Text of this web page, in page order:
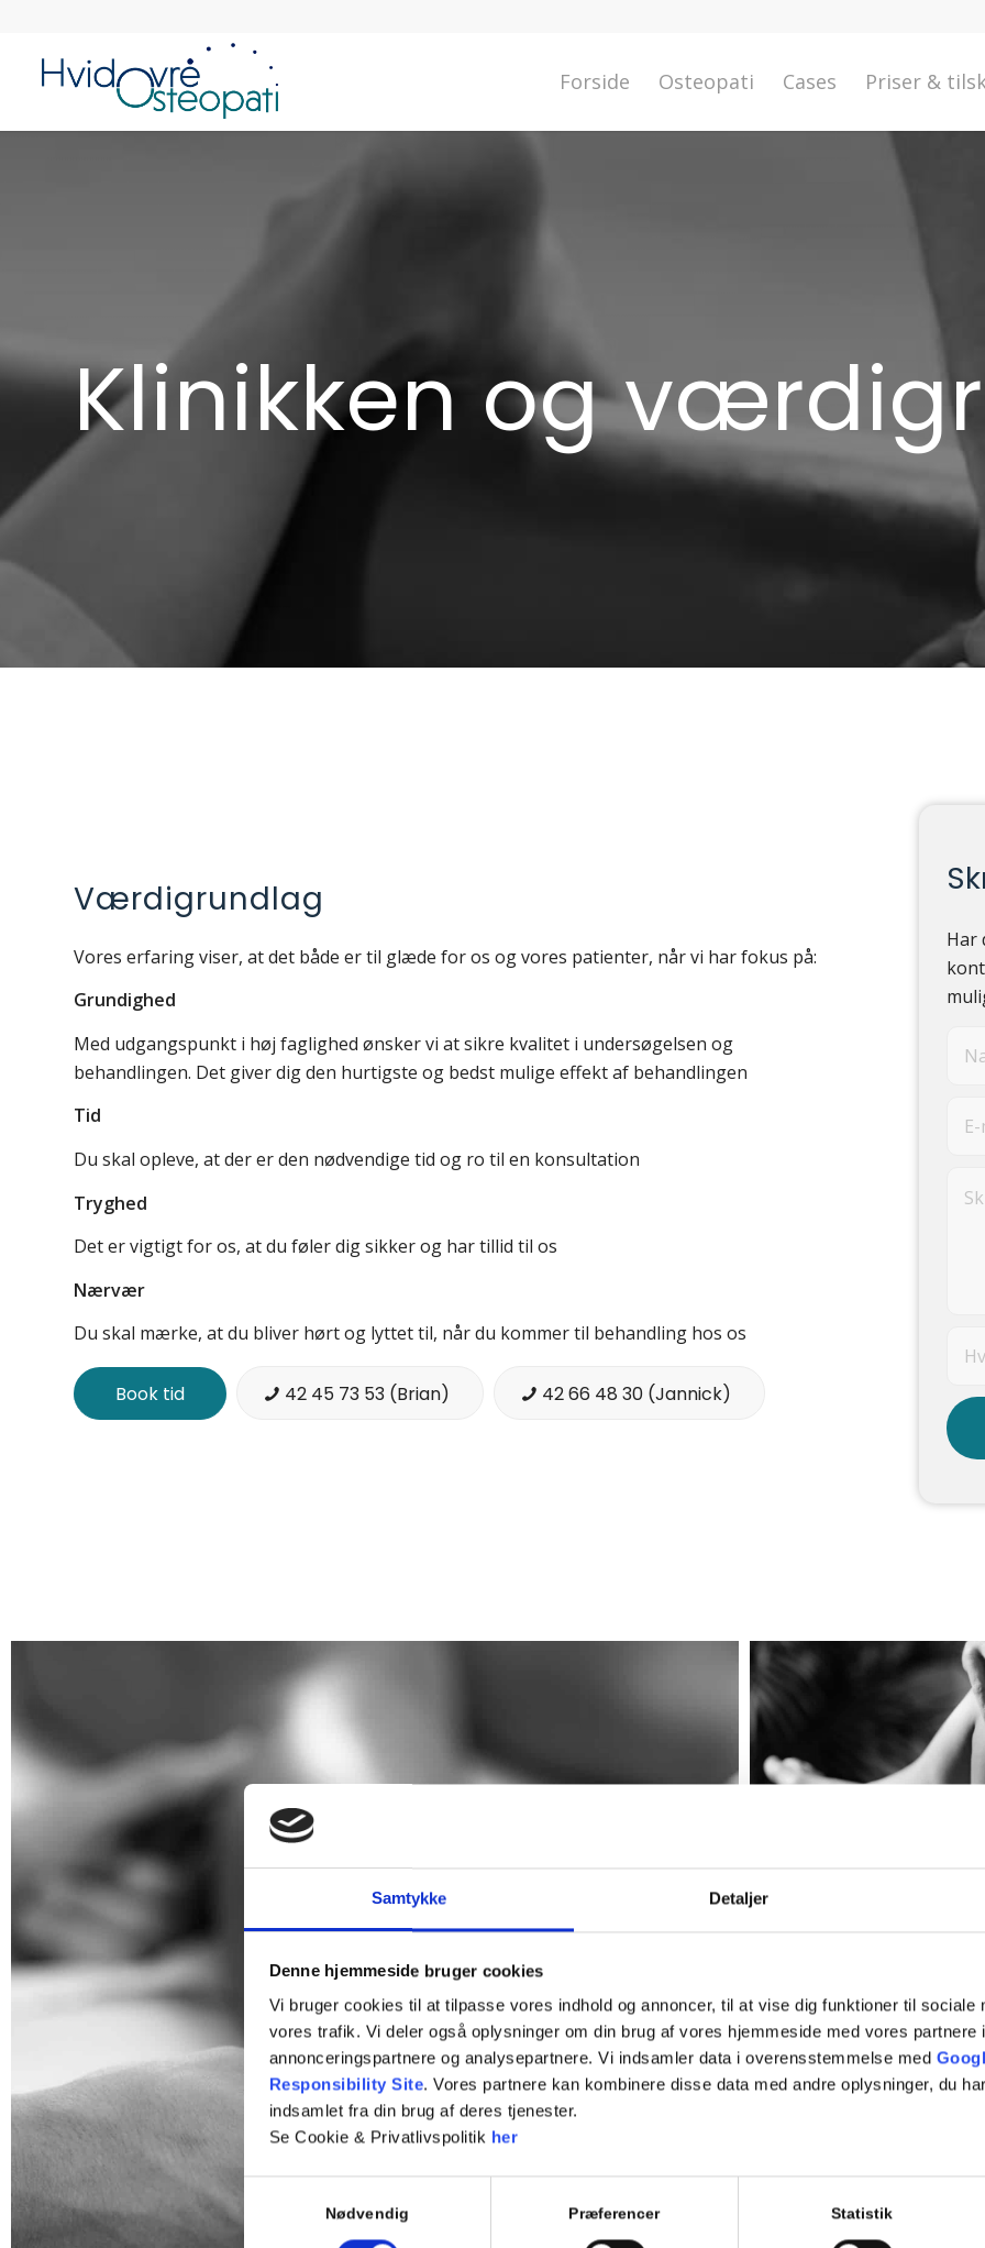
Samtykke Detaljer
Denne hjemmeside bruger cookies
Vi bruger cookies til at tilpasse vores indhold og annoncer, til at vise dig funktioner til sociale
vores trafik. Vi deler også oplysninger om din brug af vores hjemmeside med vores partnere
annonceringspartnere og analysepartnere. Vi indsamler data i overensstemmelse med
Responsibility Site. Vores partnere kan kombinere disse data med andre oplysninger, du
indsamlet fra din brug af deres tjenester.
Se Cookie & Privatlivspolitik her
Nødvendig Præferencer Statistik
Forside Osteopati Cases Priser &
Klinikken og
Værdigrundlag
Vores erfaring viser, at det både er til glæde for os og vores patienter, når vi har fokus på:
Grundighed
Med udgangspunkt i høj faglighed ønsker vi at sikre kvalitet i undersøgelsen og
behandlingen. Det giver dig den hurtigste og bedst mulige effekt af behandlingen
Tid
Du skal opleve, at der er den nødvendige tid og ro til en konsultation
Tryghed
Det er vigtigt for os, at du føler dig sikker og har tillid til os
Nærvær
Du skal mærke, at du bliver hørt og lyttet til, når du kommer til behandling hos os
Book tid 42 45 73 53 (Brian) 42 66 48 30 (Jannick)
Har